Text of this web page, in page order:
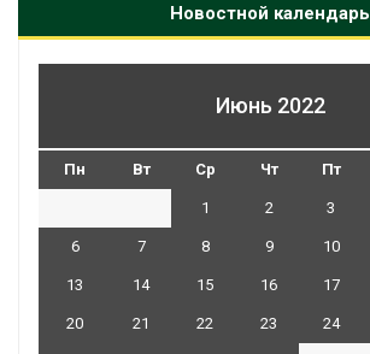
Новостной календарь
Июнь 2022
Пн Вт Ср Чт Пт
1 2 3
6 7 8 9 10
13 14 15 16 17
20 21 22 23 24